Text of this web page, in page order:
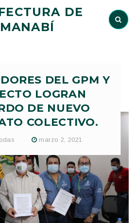
DE
MANABÍ
DEL GPM Y
LOGRAN
DE NUEVO
COLECTIVO.
marzo 2, 2021